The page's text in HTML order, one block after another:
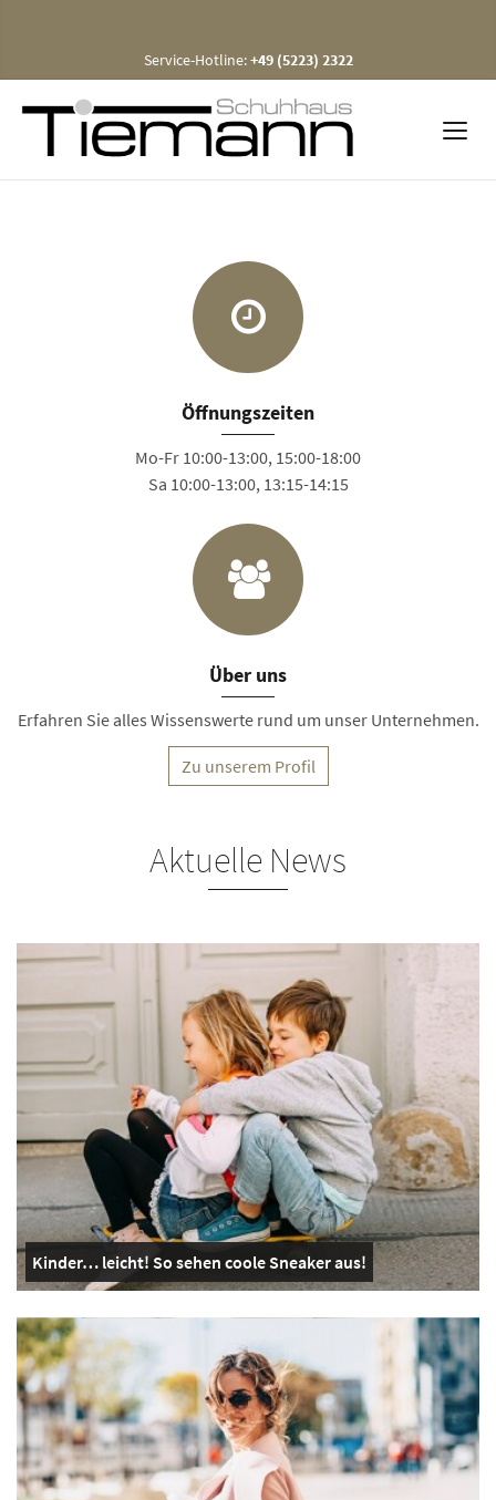
Service-Hotline:+49 (5223) 2322
Öffnungszeiten
Mo-Fr 10:00-13:00, 15:00-18:00
Sa 10:00-13:00, 13:15-14:15
Über uns
Erfahren Sie alles Wissenswerte rund um unser Unternehmen.
Zu unserem Profil
Aktuelle News
Kinder… leicht! So sehen coole Sneaker aus!